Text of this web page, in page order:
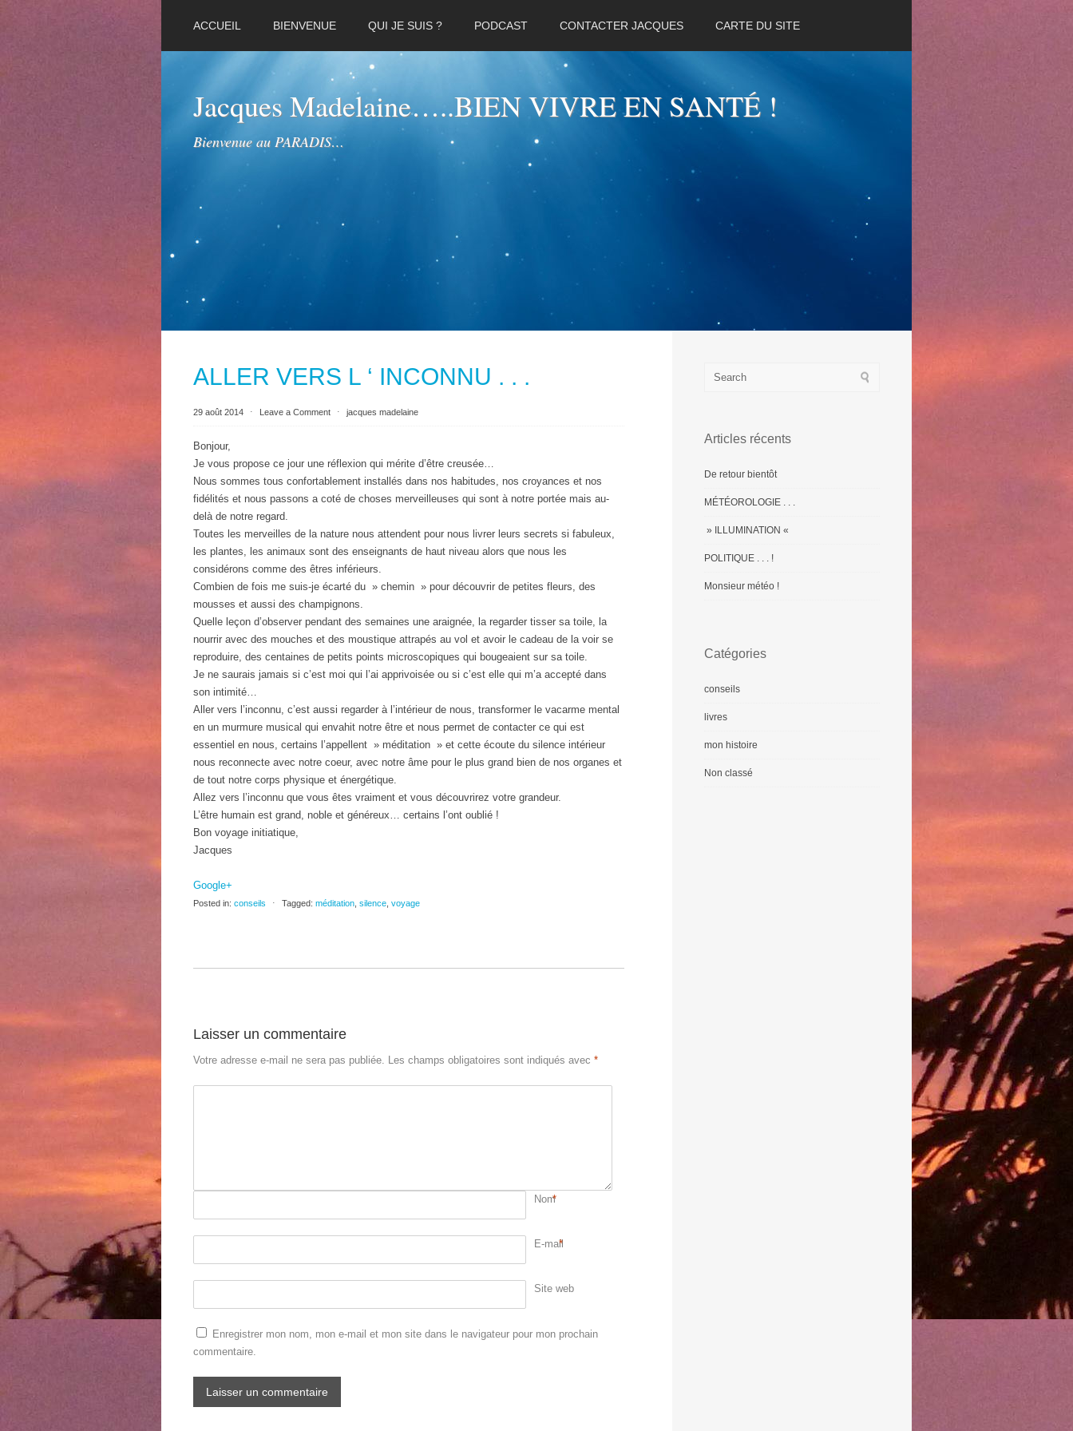
ACCUEIL BIENVENUE QUI JE SUIS ? PODCAST CONTACTER JACQUES CARTE DU SITE
Jacques Madelaine…..BIEN VIVRE EN SANTÉ !
Bienvenue au PARADIS…
ALLER VERS L ‘ INCONNU . . .
29 août 2014 ⋅ Leave a Comment ⋅ jacques madelaine
Bonjour,
Je vous propose ce jour une réflexion qui mérite d’être creusée…
Nous sommes tous confortablement installés dans nos habitudes, nos croyances et nos
fidélités et nous passons a coté de choses merveilleuses qui sont à notre portée mais au-
delà de notre regard.
Toutes les merveilles de la nature nous attendent pour nous livrer leurs secrets si fabuleux,
les plantes, les animaux sont des enseignants de haut niveau alors que nous les
considérons comme des êtres inférieurs.
Combien de fois me suis-je écarté du » chemin » pour découvrir de petites fleurs, des
mousses et aussi des champignons.
Quelle leçon d’observer pendant des semaines une araignée, la regarder tisser sa toile, la
nourrir avec des mouches et des moustique attrapés au vol et avoir le cadeau de la voir se
reproduire, des centaines de petits points microscopiques qui bougeaient sur sa toile.
Je ne saurais jamais si c’est moi qui l’ai apprivoisée ou si c’est elle qui m’a accepté dans
son intimité…
Aller vers l’inconnu, c’est aussi regarder à l’intérieur de nous, transformer le vacarme mental
en un murmure musical qui envahit notre être et nous permet de contacter ce qui est
essentiel en nous, certains l’appellent » méditation » et cette écoute du silence intérieur
nous reconnecte avec notre coeur, avec notre âme pour le plus grand bien de nos organes et
de tout notre corps physique et énergétique.
Allez vers l’inconnu que vous êtes vraiment et vous découvrirez votre grandeur.
L’être humain est grand, noble et généreux… certains l’ont oublié !
Bon voyage initiatique,
Jacques
Google+
Posted in: conseils ⋅ Tagged: méditation silence voyage
Laisser un commentaire
Votre adresse e-mail ne sera pas publiée. Les champs obligatoires sont indiqués avec *
Nom*
E-mail
*
Site web
Enregistrer mon nom, mon e-mail et mon site dans le navigateur pour mon prochain
commentaire.
Articles récents
De retour bientôt
MÉTÉOROLOGIE . . .
» ILLUMINATION «
POLITIQUE . . . !
Monsieur météo !
Catégories
conseils
livres
mon histoire
Non classé